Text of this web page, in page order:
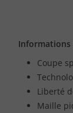
Coupe
Liberté
Maille